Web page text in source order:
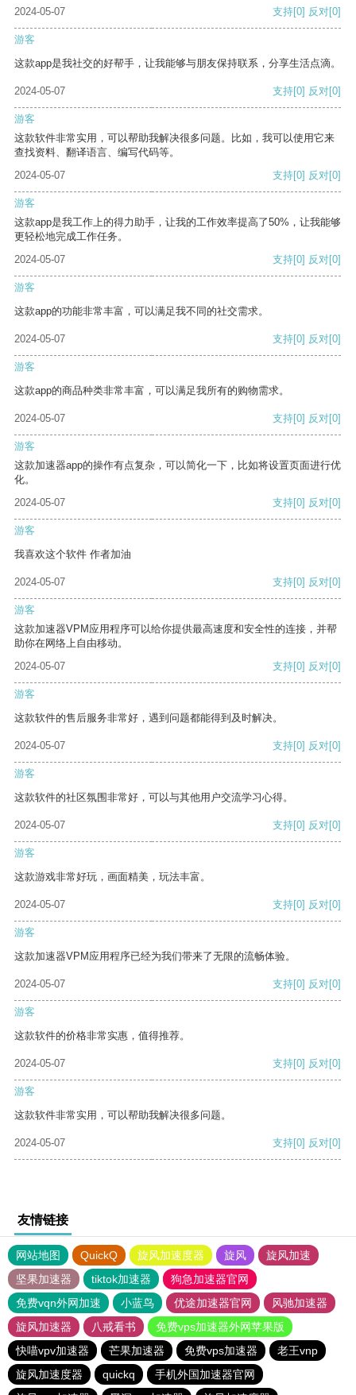
2024-05-07
支持[0] 反对[0]
游客
这款app是我社交的好帮手，让我能够与朋友保持联系，分享生活点滴。
2024-05-07 支持[0] 反对[0]
游客
这款软件非常实用，可以帮助我解决很多问题。比如，我可以使用它来
查找资料、翻译语言、编写代码等。
2024-05-07
支持[0] 反对[0]
游客
这款app是我工作上的得力助手，让我的工作效率提高了50%，让我能够
更轻松地完成工作任务。
2024-05-07
支持[0] 反对[0]
游客
这款app的功能非常丰富，可以满足我不同的社交需求。
2024-05-07 支持[0] 反对[0]
游客
这款app的商品种类非常丰富，可以满足我所有的购物需求。
2024-05-07 支持[0] 反对[0]
游客
这款加速器app的操作有点复杂，可以简化一下，比如将设置页面进行优
化。
2024-05-07
支持[0] 反对[0]
游客
我喜欢这个软件 作者加油
2024-05-07 支持[0] 反对[0]
游客
这款加速器VPM应用程序可以给你提供最高速度和安全性的连接，并帮
助你在网络上自由移动。
2024-05-07
支持[0] 反对[0]
游客
这款软件的售后服务非常好，遇到问题都能得到及时解决。
2024-05-07 支持[0] 反对[0]
游客
这款软件的社区氛围非常好，可以与其他用户交流学习心得。
2024-05-07 支持[0] 反对[0]
游客
这款游戏非常好玩，画面精美，玩法丰富。
2024-05-07 支持[0] 反对[0]
游客
这款加速器VPM应用程序已经为我们带来了无限的流畅体验。
2024-05-07 支持[0] 反对[0]
游客
这款软件的价格非常实惠，值得推荐。
2024-05-07 支持[0] 反对[0]
游客
这款软件非常实用，可以帮助我解决很多问题。
2024-05-07 支持[0] 反对[0]
友情链接
网站地图 QuickQ 旋风加速度器 旋风
旋风加速
坚果加速器
tiktok加速器
狗急加速器官网
免费vqn外网加速
小蓝鸟 优途加速器官网
风驰加速器
旋风加速器
八戒看书
免费vps加速器外网苹果版
快喵vpv加速器
芒果加速器 免费vps加速器
老王vnp
旋风加速度器
quickq
手机外国加速器官网